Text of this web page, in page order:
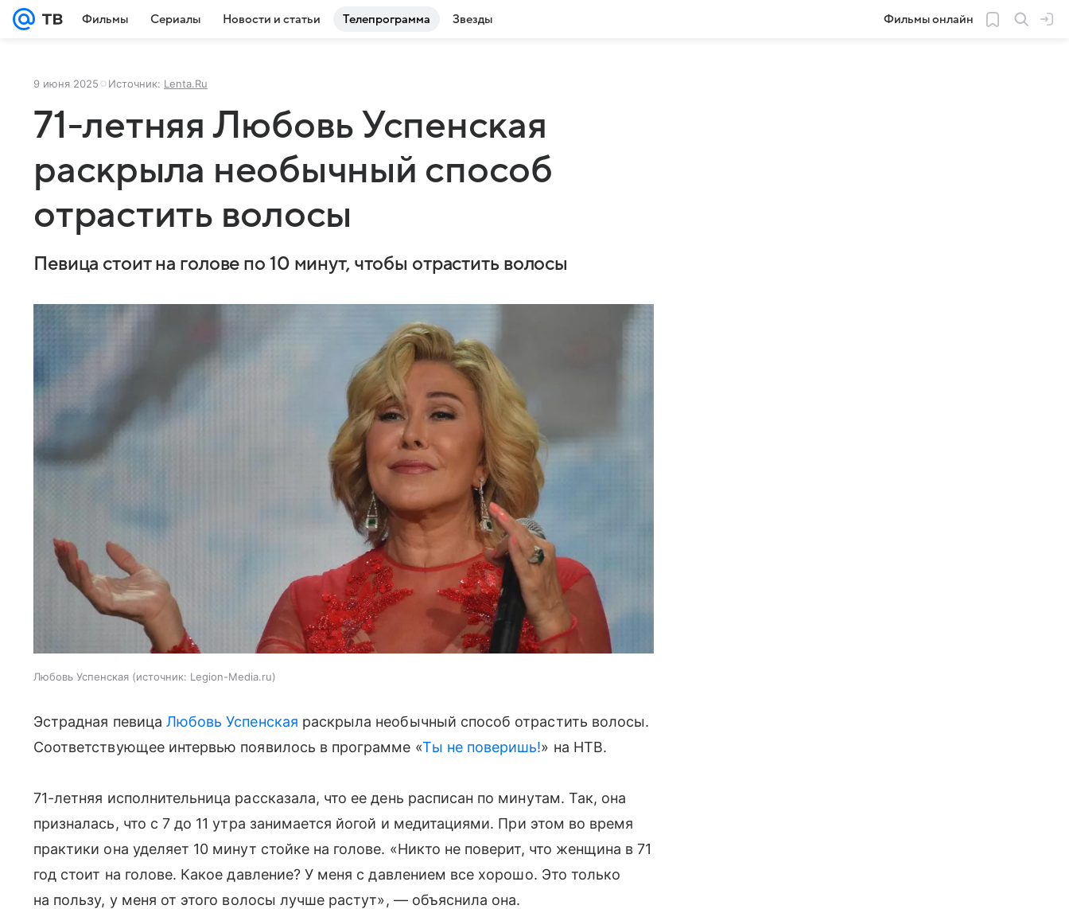
Фильмы Сериалы Новости и статьи Телепрограмма Звезды Фильмы онлайн
9 июня 2025 Источник: Lenta.Ru
71-летняя Любовь Успенская
раскрыла необычный способ
отрастить волосы
Певица стоит на голове по 10 минут, чтобы отрастить волосы
Любовь Успенская источник: Legion-Media.ru
Эстрадная певица Любовь Успенская раскрыла необычный способ отрастить волосы.
Соответствующее интервью появилось в программе «Ты не поверишь!» на НТВ.
71-летняя исполнительница рассказала, что ее день расписан по минутам. Так, она
призналась, что с 7 до 11 утра занимается йогой и медитациями. При этом во время
практики она уделяет 10 минут стойке на голове. «Никто не поверит, что женщина в 71
год стоит на голове. Какое давление? У меня с давлением все хорошо. Это только
на пользу, у меня от этого волосы лучше растут», — объяснила она.